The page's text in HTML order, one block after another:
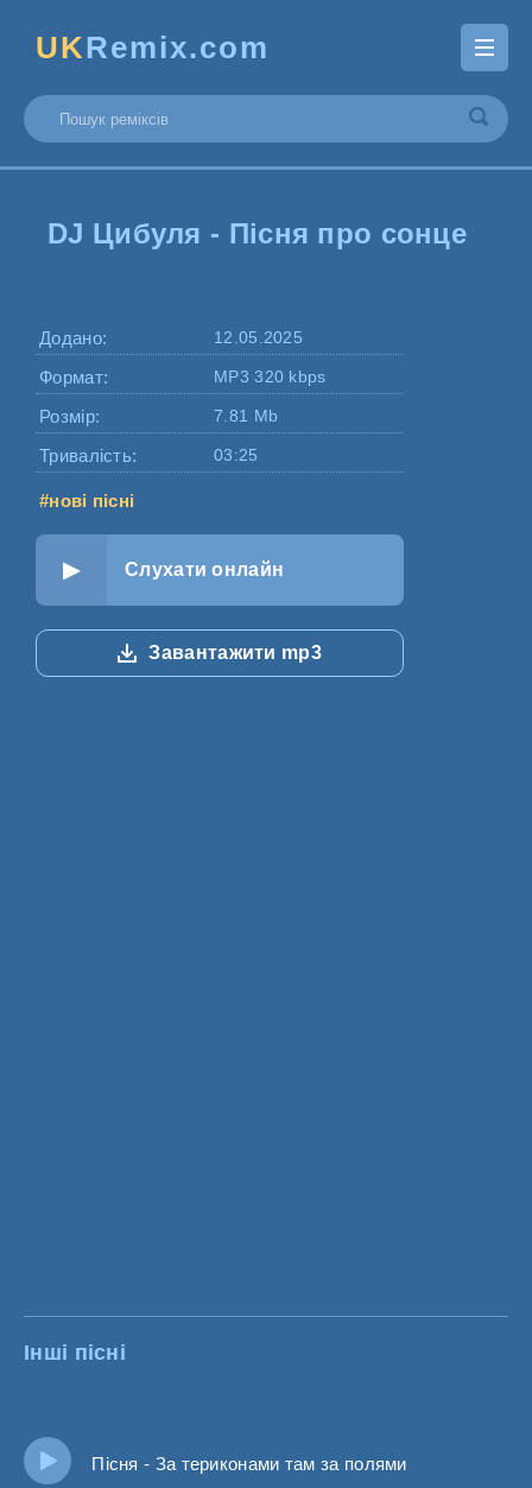
UKRemix.com
DJ Цибуля - Пісня про сонце
Додано: 12.05.2025
Формат: MP3 320 kbps
Розмір: 7.81 Mb
Тривалість: 03:25
#нові пісні
Слухати онлайн
Завантажити mp3
Інші пісні
Пісня - За териконами там за полями